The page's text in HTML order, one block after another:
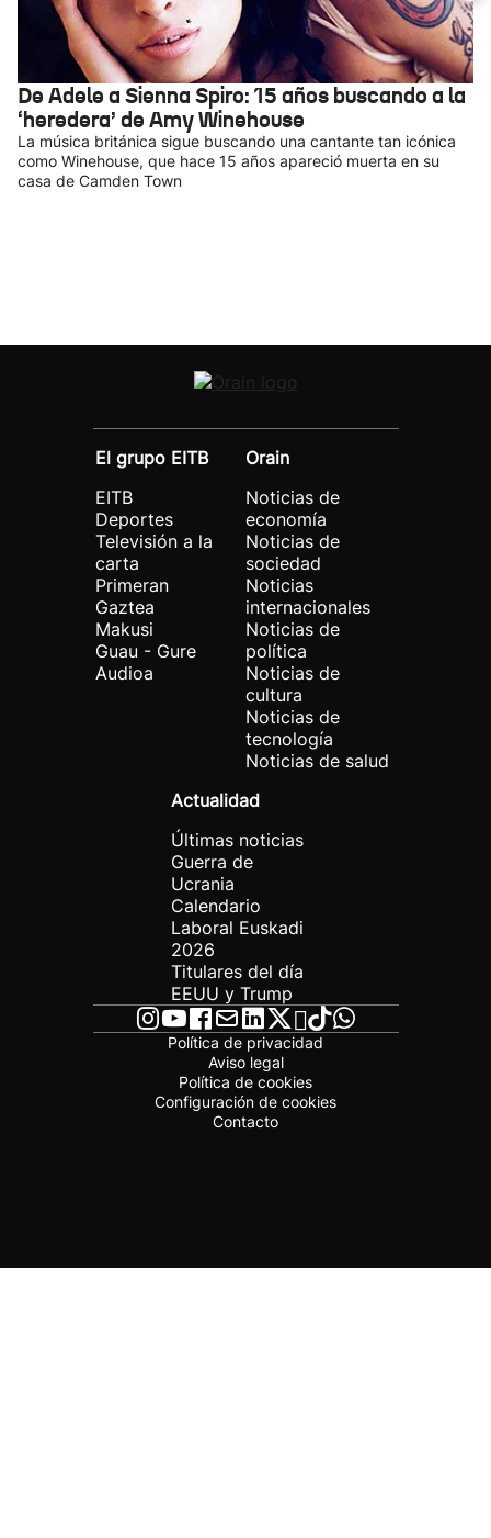
De Adele a Sienna Spiro: 15 años buscando a la
‘heredera’ de Amy Winehouse
La música británica sigue buscando una cantante tan icónica
como Winehouse, que hace 15 años apareció muerta en su
casa de Camden Town
El grupo EITB
EITB
Deportes
Televisión a la
carta
Primeran
Gaztea
Makusi
Guau - Gure
Audioa
Orain
Noticias de
economía
Noticias de
sociedad
Noticias
internacionales
Noticias de
política
Noticias de
cultura
Noticias de
tecnología
Noticias de salud
Actualidad
Últimas noticias
Guerra de
Ucrania
Calendario
Laboral Euskadi
2026
Titulares del día
EEUU y Trump
Política de privacidad
Aviso legal
Política de cookies
Configuración de cookies
Contacto